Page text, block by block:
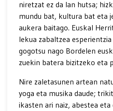
niretzat ez da lan hutsa;
mundu bat, kultura bat eta
aukera baitago. Euskal
lekua zabaltzea
gogotsu nago Bordelen
zuekin batera bizitzeko eta
Nire zaletasunen artean
yoga eta musika daude;
ikasten ari naiz, abestea